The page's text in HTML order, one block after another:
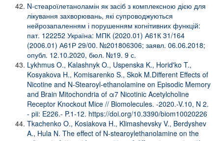
N-стеароїлетаноламін як засіб з комплексною дією для
лікування захворювань, які супроводжуються
нейрозапаленням і порушенням когнітивних функцій:
пат. 122252 Україна: МПК (2020.01) А61К 31/164
(2006.01) А61Р 29/00. №201806306; заявл. 06.06.2018;
опубл. 12.10.2020, бюл. №19. 9 с.
Lykhmus O., Kalashnyk O., Uspenska K., Horid'ko T.,
Kosyakova H., Komisarenko S., Skok M.Different Effects of
Nicotine and N-Stearoyl-ethanolamine on Episodic Memory
and Brain Mitochondria of α7 Nicotinic Acetylcholine
Receptor Knockout Mice // Biomolecules. -2020.-V.10, N 2.
- pii: E226.- P.1-12. https://doi.org/10.3390/biom10020226
Tkachenko O., Kosiakova H., Klimashevsky V., Berdyshev
A., Hula N. The effect of N-stearoylethanolamine on the